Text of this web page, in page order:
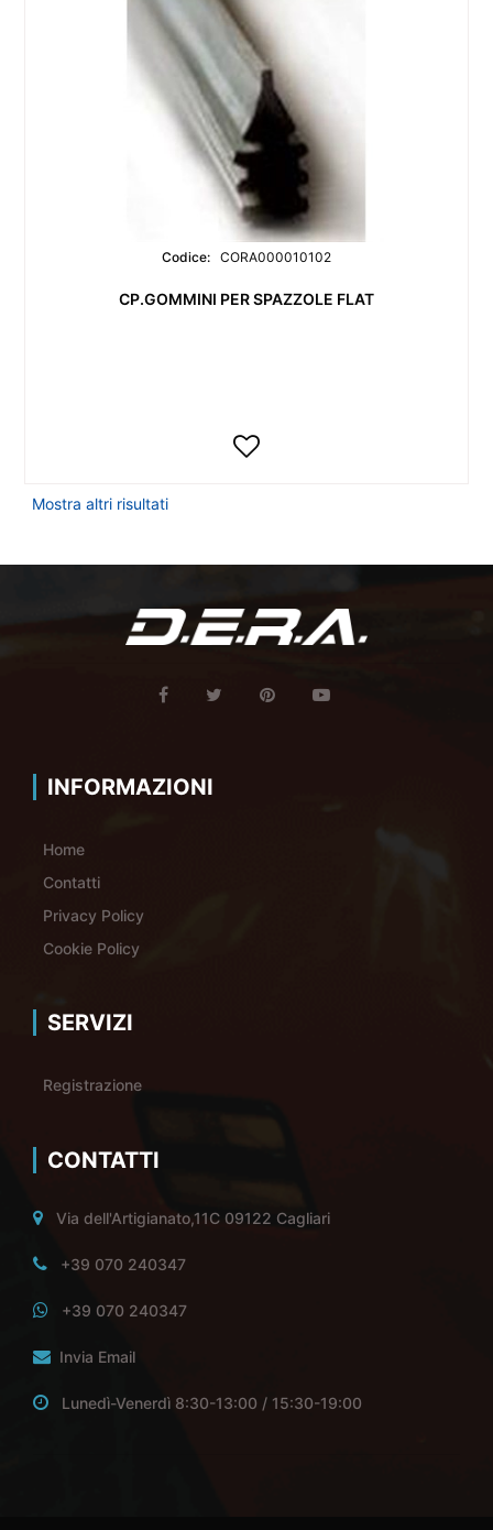
Codice: CORA000010102
CP.GOMMINI PER SPAZZOLE FLAT
Mostra altri risultati
INFORMAZIONI
Home
Contatti
Privacy Policy
Cookie Policy
SERVIZI
Registrazione
CONTATTI
Via dell'Artigianato,11C 09122 Cagliari
+39 070 240347
+39 070 240347
Invia Email
Lunedì-Venerdì 8:30-13:00 / 15:30-19:00